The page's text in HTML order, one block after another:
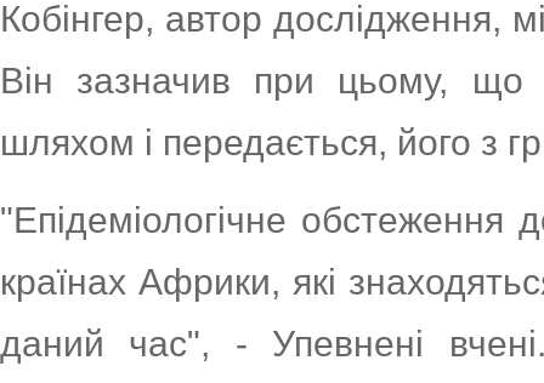
Кобінгер, автор дослідження,
Він зазначив при цьому, що
шляхом і передається, його з
"Епідеміологічне обстеження
країнах Африки, які
даний час", - Упевнені